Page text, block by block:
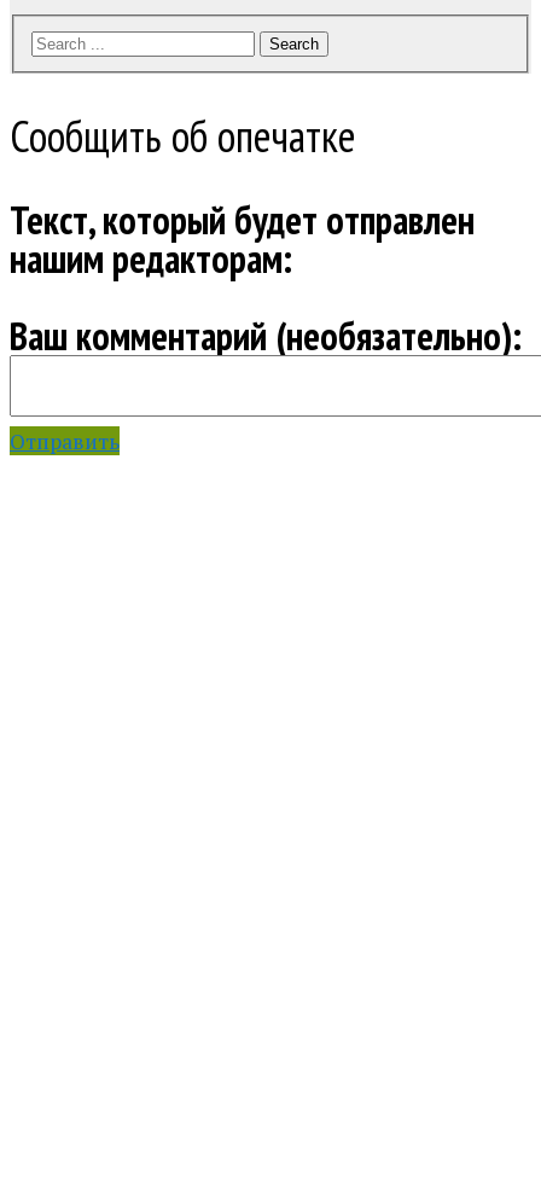
Search
Сообщить об опечатке
Текст, который будет отправлен
нашим редакторам:
Ваш комментарий (необязательно):
Отправить